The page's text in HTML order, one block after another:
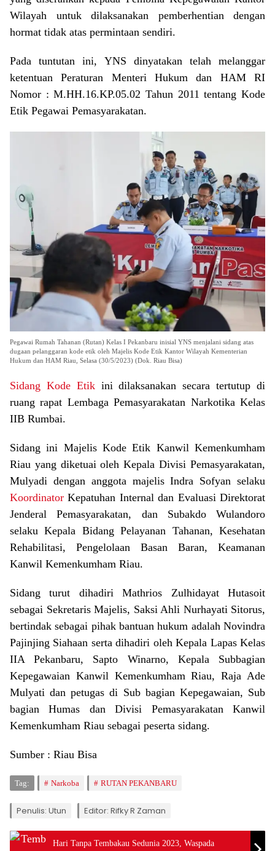
Wilayah untuk dilaksanakan pemberhentian dengan
hormat tidak atas permintaan sendiri.
Pada tuntutan ini, YNS dinyatakan telah melanggar
ketentuan Peraturan Menteri Hukum dan HAM RI
Nomor : M.HH.16.KP.05.02 Tahun 2011 tentang Kode
Etik Pegawai Pemasyarakatan.
Pegawai Rumah Tahanan (Rutan) Kelas I Pekanbaru inisial YNS menjalani sidang atas
dugaan pelanggaran kode etik oleh Majelis Kode Etik Kantor Wilayah Kementerian
Hukum dan HAM Riau, Selasa (30/5/2023) (Dok. Riau Bisa)
Sidang Kode Etikini dilaksanakan secara tertutup di
ruang rapat Lembaga Pemasyarakatan Narkotika Kelas
IIB Rumbai.
Sidang ini Majelis Kode Etik Kanwil Kemenkumham
Riau yang diketuai oleh Kepala Divisi Pemasyarakatan,
Mulyadi dengan anggota majelis Indra Sofyan selaku
Koordinator Kepatuhan Internal dan Evaluasi Direktorat
Jenderal Pemasyarakatan, dan Subakdo Wulandoro
selaku Kepala Bidang Pelayanan Tahanan, Kesehatan
Rehabilitasi, Pengelolaan Basan Baran, Keamanan
Kanwil Kemenkumham Riau.
Sidang turut dihadiri Mathrios Zulhidayat Hutasoit
sebagai Sekretaris Majelis, Saksi Ahli Nurhayati Sitorus,
bertindak sebagai pihak bantuan hukum adalah Novindra
Pajinjing Siahaan serta dihadiri oleh Kepala Lapas Kelas
IIA Pekanbaru, Sapto Winarno, Kepala Subbagian
Kepegawaian Kanwil Kemenkumham Riau, Raja Ade
Mulyati dan petugas di Sub bagian Kepegawaian, Sub
bagian Humas dan Divisi Pemasyarakatan Kanwil
Kemenkumham Riau sebagai peserta sidang.
Sumber : Riau Bisa
Tag: Narkoba RUTAN PEKANBARU
Penulis: Utun Editor: Rifky R Zaman
Hari Tanpa Tembakau Sedunia 2023, Waspada